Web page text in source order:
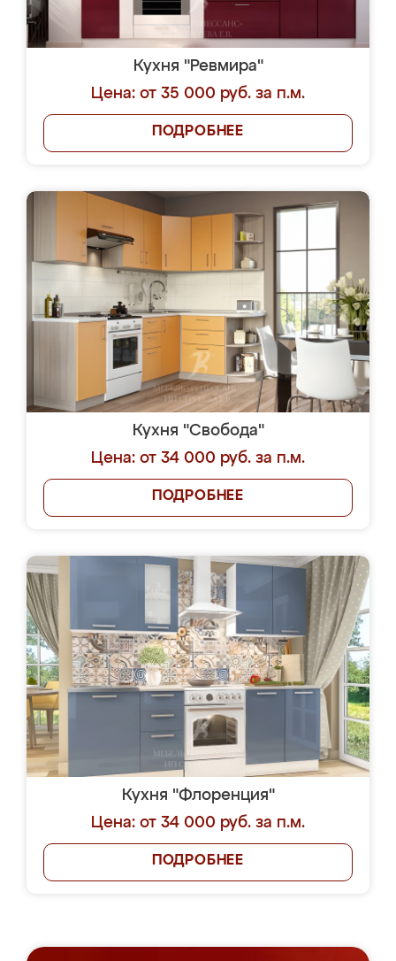
Кухня "Ревмира"
Цена: от 35 000 руб. за п.м.
ПОДРОБНЕЕ
Кухня "Свобода"
Цена: от 34 000 руб. за п.м.
ПОДРОБНЕЕ
Кухня "Флоренция"
Цена: от 34 000 руб. за п.м.
ПОДРОБНЕЕ